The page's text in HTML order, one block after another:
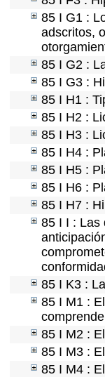
85 I G1 :
adscritos,
85 I G2 :
85 I G3 :
85 I H1 :
85 I H2 :
85 I H3 :
85 I H4 :
85 I H5 :
85 I H6 :
85 I H7 :
85 I I : Las
85 I K3 :
85 I M1 :
85 I M2 :
85 I M3 :
85 I M4 :